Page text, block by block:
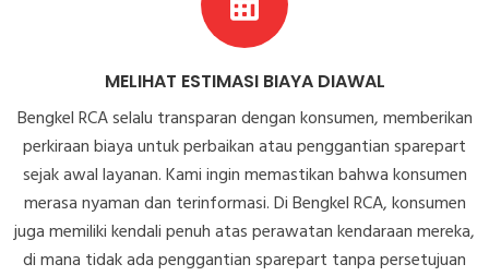
MELIHAT ESTIMASI BIAYA DIAWAL
Bengkel RCA selalu transparan dengan konsumen, memberikan
perkiraan biaya untuk perbaikan atau penggantian sparepart
sejak awal layanan. Kami ingin memastikan bahwa konsumen
merasa nyaman dan terinformasi. Di Bengkel RCA, konsumen
juga memiliki kendali penuh atas perawatan kendaraan mereka,
di mana tidak ada penggantian sparepart tanpa persetujuan